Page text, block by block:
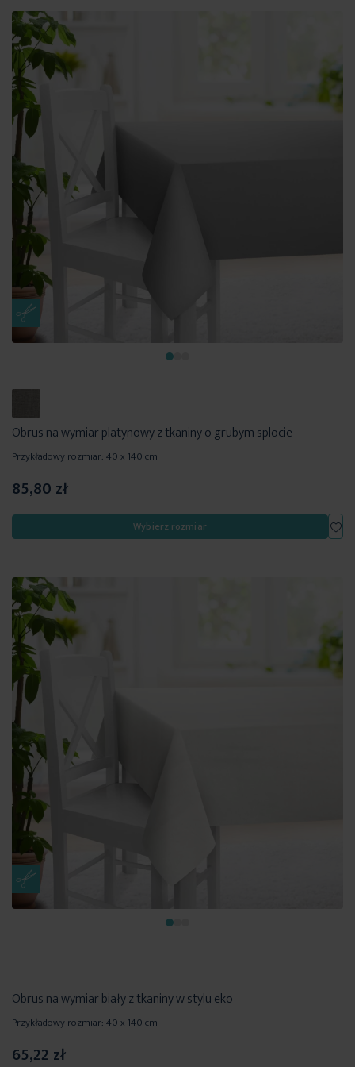
Obrus na wymiar platynowy z tkaniny o grubym splocie
Przykładowy rozmiar: 40 x 140 cm
85,80 zł
Wybierz rozmiar
Obrus na wymiar biały z tkaniny w stylu eko
Przykładowy rozmiar: 40 x 140 cm
65,22 zł